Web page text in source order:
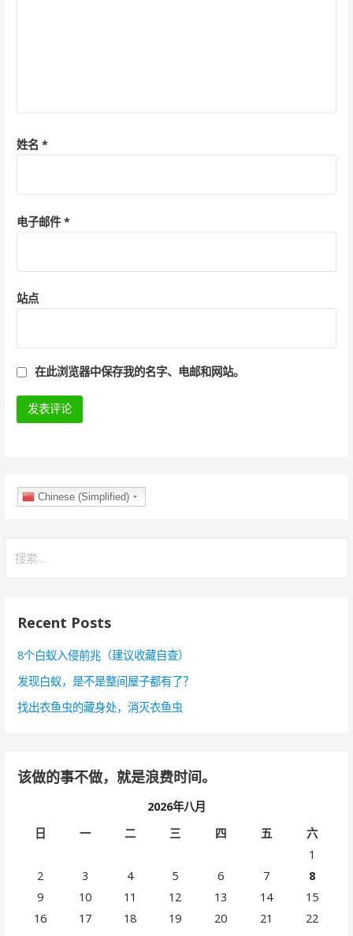
姓名 *
电子邮件*
站点
在此浏览器中保存我的名字、电邮和网站。
Chinese (Simplified)
索
Recent Posts
8个白蚁入侵前兆（建议收藏自查）
发现白蚁，是不是整间屋子都有了？
找出衣鱼虫的藏身处，消灭衣鱼虫
该做的事不做，就是浪费时间。
2026年八月
日
一 二 三 四 五
六
1
2
3 4 5 6 7
8
9
10 11 12 13 14
15
16
17 18 19 20 21
22